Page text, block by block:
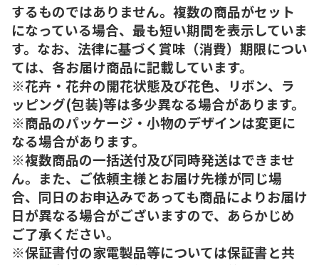
するものではありません。複数の商品がセット
になっている場合、最も短い期間を表示していま
す。なお、法律に基づく賞味（消費）期限につい
ては、各お届け商品に記載しています。
※花卉・花弁の開花状態及び花色、リボン、ラ
ッピング(包装)等は多少異なる場合があります。
※商品のパッケージ・小物のデザインは変更に
なる場合があります。
※複数商品の一括送付及び同時発送はできませ
ん。また、ご依頼主様とお届け先様が同じ場
合、同日のお申込みであっても商品によりお届け
日が異なる場合がございますので、あらかじめ
ご了承ください。
※保証書付の家電製品等については保証書と共